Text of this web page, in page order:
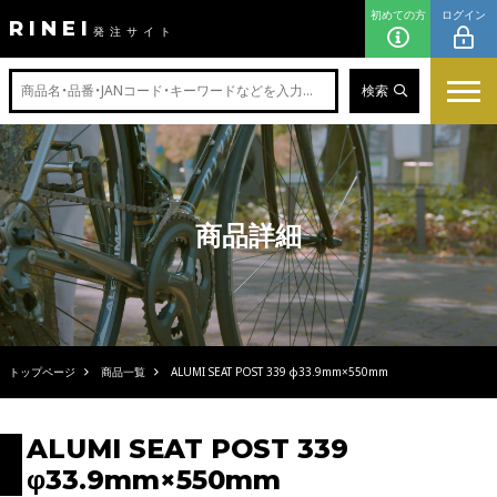
RINEI 発注サイト
初めての方 ログイン
検索
商品詳細
トップページ 商品一覧 ALUMI SEAT POST 339 φ33.9mm×550mm
ALUMI SEAT POST 339
φ33.9mm×550mm